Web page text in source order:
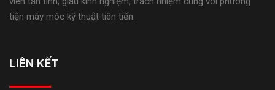
tiện máy móc kỹ thuật tiên tiến.
LIÊN KẾT